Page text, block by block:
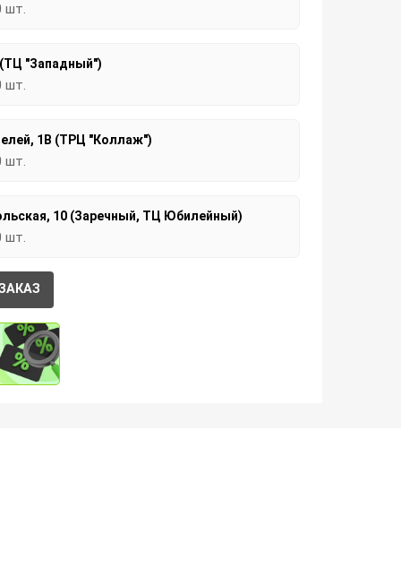
шт.
"Западный")
шт.
1В (ТРЦ "Коллаж")
шт.
10 (Заречный, ТЦ Юбилейный)
шт.